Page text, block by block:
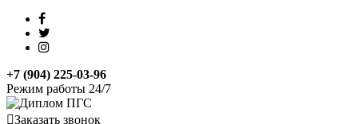
+7 (904) 225-03-96
Режим работы 24/7
Заказать звонок